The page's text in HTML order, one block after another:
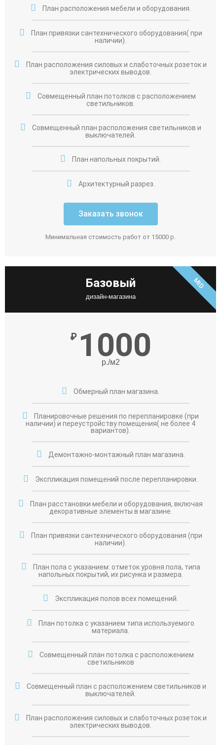
План расположения мебели и оборудования.
План привязки сантехнического оборудования( при
наличии).
План расположения силовых и слаботочных розеток и
электрических выводов.
Совмещенный план потолков с расположением
светильников.
Совмещенный план расположения светильников и
выключателей.
План напольных покрытий.
Архитектурный разрез.
Заказать звонок
Минимальная стоимость работ от 15000 р.
Базовый
дизайн-магазина
₽ 1000
р./м2
Обмерный план магазина.
Планировочные решения по перепланировке (при
наличии) и переустройству помещения( не более 4
вариантов).
Демонтажно-монтажный план магазина.
Экспликация помещений после перепланировки.
План расстановки мебели и оборудования, включая
декоративные элементы в магазине.
План привязки сантехнического оборудования (при
наличии).
План пола с указанием: отметок уровня пола, типа
напольных покрытий, их рисунка и размера.
Экспликация полов всех помещений.
План потолка с указанием типа используемого
материала.
Совмещенный план потолка с расположением
светильников
Совмещенный план с расположением светильников и
выключателей.
План расположения силовых и слаботочных розеток и
электрических выводов.
MID